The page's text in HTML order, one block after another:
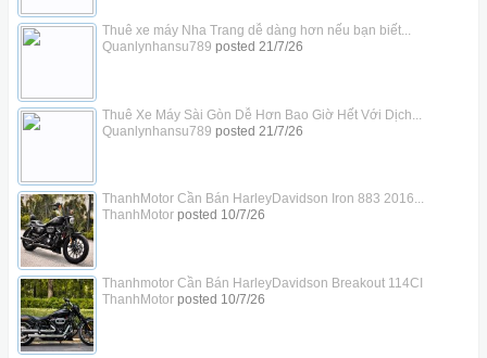
Thuê xe máy Nha Trang dễ dàng hơn nếu bạn biết...
Quanlynhansu789 posted 21/7/26
Thuê Xe Máy Sài Gòn Dễ Hơn Bao Giờ Hết Với Dịch...
Quanlynhansu789 posted 21/7/26
ThanhMotor Cần Bán HarleyDavidson Iron 883 2016...
ThanhMotorposted 10/7/26
Thanhmotor Cần Bán HarleyDavidson Breakout 114CI
ThanhMotorposted 10/7/26